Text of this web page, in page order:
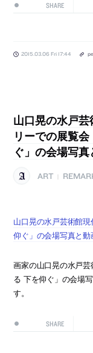
SHARE
2015.03.06 Fri 17:44
山口晃の水戸
リーでの展覧
ぐ」の会場写
ART
山口晃の水戸芸術館
仰ぐ」の会場写真と
画家の山口晃の水戸
る 下を仰ぐ」の会場
す。
SHARE